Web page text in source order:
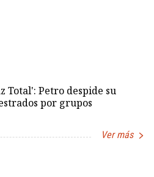
Total': Petro despide su
por grupos
Ver más